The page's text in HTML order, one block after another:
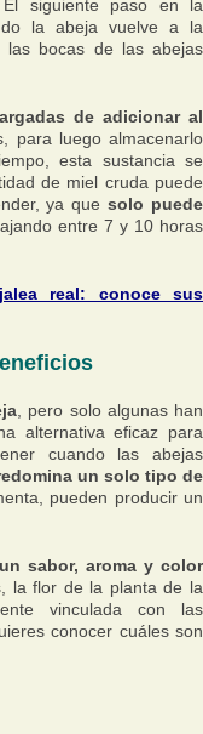
siguiente paso en la
la abeja vuelve a la
las bocas de las abejas
de adicionar al
para luego almacenarlo
esta sustancia se
de miel cruda puede
ya quesolo puede
entre 7 y 10 horas
real: conoce sus
, pero solo algunas han
alternativa eficaz para
cuando las abejas
un solo tipo de
pueden producir un
un sabor, aroma y color
la flor de la planta de la
vinculada con las
conocer cuáles son